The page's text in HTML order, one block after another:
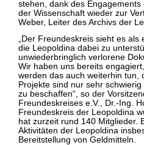
stehen, dank des
der Wissenschaft wieder zur
Weber, Leiter des Archivs der
„Der Freundeskreis sieht es als
die Leopoldina dabei zu
unwiederbringlich verlorene
Wir haben uns bereits
werden das auch weiterhin tun,
Projekte sind nur sehr
zu beschaffen“, so der
Freundeskreises e.V., Dr.-Ing.
Freundeskreis der Leopoldina
hat zurzeit rund 140 Mitglieder.
Aktivitäten der Leopoldina
Bereitstellung von Geldmitteln.